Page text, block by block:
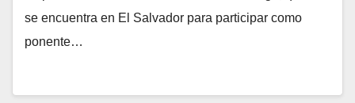
se encuentra en El Salvador para participar como
ponente…